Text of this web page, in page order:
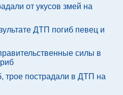
от укусов змей на
ДТП погиб певец и
силы в
трое пострадали в ДТП на